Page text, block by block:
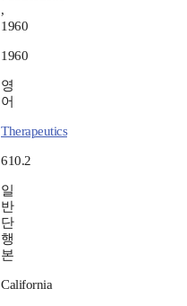
,
1960
1960
영
어
Therapeutics
610.2
일
반
단
행
본
California